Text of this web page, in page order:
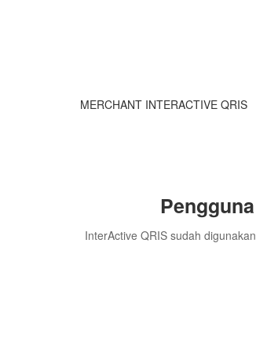
MERCHANT INTERACTIVE QRIS
InterActive QRIS sudah